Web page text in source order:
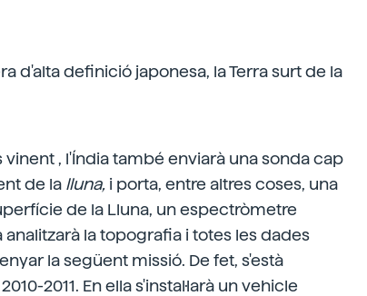
d'alta definició japonesa, la Terra surt de la
vinent , l'Índia també enviarà una sonda cap
de la lluna, i porta, entre altres coses, una
de la Lluna, un espectròmetre
la topografia i totes les dades
la següent missió. De fet, s'està
2011. En ella s'instal·larà un vehicle